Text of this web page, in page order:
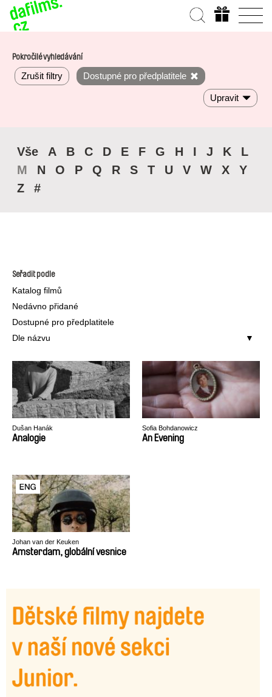
Pokročilé vyhledávání
Zrušit filtry Dostupné pro předplatitele
Upravit
Vše A B C D E F G H I J K
L
M
N O P Q R S T U V W X
Y
Z
#
Seřadit podle
Katalog filmů
Nedávno přidané
Dostupné pro předplatitele
Dle názvu
Dušan Hanák
Analogie
Sofia Bohdanowicz
An Evening
Johan van der Keuken
Amsterdam, globální vesnice